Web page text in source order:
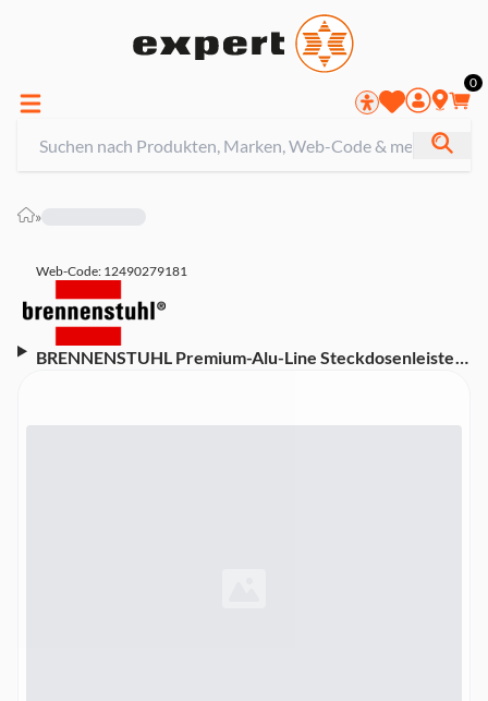
0
»
Web-Code: 12490279181
BRENNENSTUHL Premium-Alu-Line Steckdosenleiste